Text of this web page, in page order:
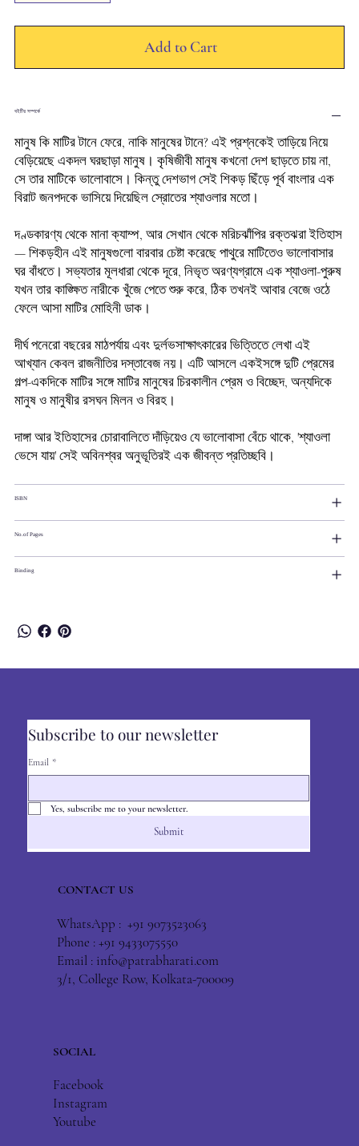
Add to Cart
বইটির সম্পর্কে
মানুষ কি মাটির টানে ফেরে, নাকি মানুষের টানে? এই প্রশ্নকেই তাড়িয়ে নিয়ে
বেড়িয়েছে একদল ঘরছাড়া মানুষ। কৃষিজীবী মানুষ কখনো দেশ ছাড়তে চায় না,
সে তার মাটিকে ভালোবাসে। কিন্তু দেশভাগ সেই শিকড় ছিঁড়ে পূর্ব বাংলার এক
বিরাট জনপদকে ভাসিয়ে দিয়েছিল স্রোতের শ্যাওলার মতো।
দণ্ডকারণ্য থেকে মানা ক্যাম্প, আর সেখান থেকে মরিচঝাঁপির রক্তঝরা ইতিহাস
— শিকড়হীন এই মানুষগুলো বারবার চেষ্টা করেছে পাথুরে মাটিতেও ভালোবাসার
ঘর বাঁধতে। সভ্যতার মূলধারা থেকে দূরে, নিভৃত অরণ্যগ্রামে এক শ্যাওলা-পুরুষ
যখন তার কাঙ্ক্ষিত নারীকে খুঁজে পেতে শুরু করে, ঠিক তখনই আবার বেজে ওঠে
ফেলে আসা মাটির মোহিনী ডাক।
দীর্ঘ পনেরো বছরের মাঠপর্যায় এবং দুর্লভসাক্ষাৎকারের ভিত্তিতে লেখা এই
আখ্যান কেবল রাজনীতির দস্তাবেজ নয়। এটি আসলে একইসঙ্গে দুটি প্রেমের
গল্প-একদিকে মাটির সঙ্গে মাটির মানুষের চিরকালীন প্রেম ও বিচ্ছেদ, অন্যদিকে
মানুষ ও মানুষীর রসঘন মিলন ও বিরহ।
দাঙ্গা আর ইতিহাসের চোরাবালিতে দাঁড়িয়েও যে ভালোবাসা বেঁচে থাকে, 'শ্যাওলা
ভেসে যায়' সেই অবিনশ্বর অনুভূতিরই এক জীবন্ত প্রতিচ্ছবি।
ISBN
No.of Pages
Binding
Subscribe to our newsletter
Email *
Yes, subscribe me to your newsletter.
Submit
CONTACT US
WhatsApp : +91 9073523063
Phone : +91 9433075550
Email : info@patrabharati.com
3/1, College Row, Kolkata-700009
SOCIAL
Facebook
Instagram
Youtube